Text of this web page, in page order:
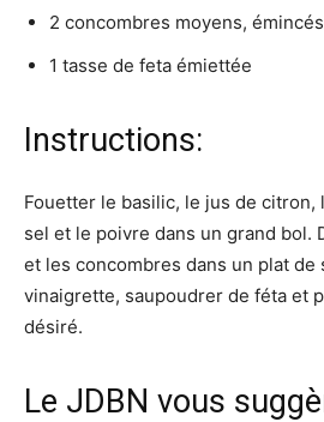
2 concombres moyens, émincés
1 tasse de feta émiettée
Instructions:
Fouetter le basilic, le jus de citron,
sel et le poivre dans un grand bol.
et les concombres dans un plat de
vinaigrette, saupoudrer de féta et
désiré.
Le JDBN vous